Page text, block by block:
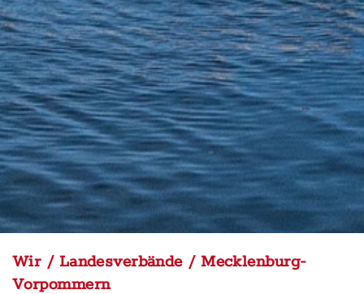
Wir / Landesverbände / Mecklenburg-
Vorpommern